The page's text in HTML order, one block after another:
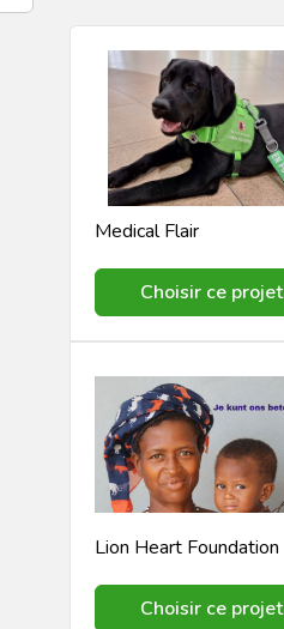
Medical Flair
Choisir ce projet
Lion Heart Foundation
Choisir ce projet